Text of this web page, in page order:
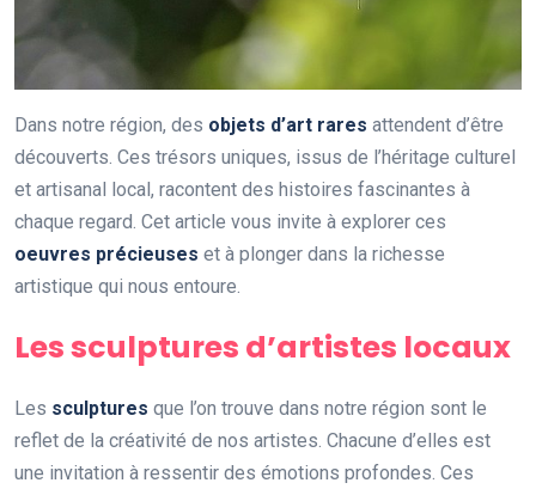
Dans notre région, des objets d’art rares attendent d’être
découverts. Ces trésors uniques, issus de l’héritage culturel
et artisanal local, racontent des histoires fascinantes à
chaque regard. Cet article vous invite à explorer ces
oeuvres précieuses et à plonger dans la richesse
artistique qui nous entoure.
Les sculptures d’artistes locaux
Les sculptures que l’on trouve dans notre région sont le
reflet de la créativité de nos artistes. Chacune d’elles est
une invitation à ressentir des émotions profondes. Ces